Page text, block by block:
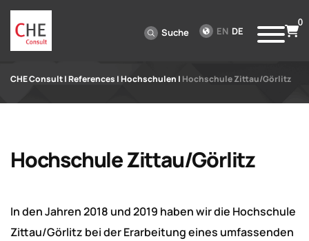
Suche EN DE
0
CHE Consult|References |Hochschulen | Hochschule Zittau/Görlitz
Hochschule Zittau/Görlitz
In den Jahren 2018 und 2019 haben wir die Hochschule
Zittau/Görlitz bei der Erarbeitung eines umfassenden